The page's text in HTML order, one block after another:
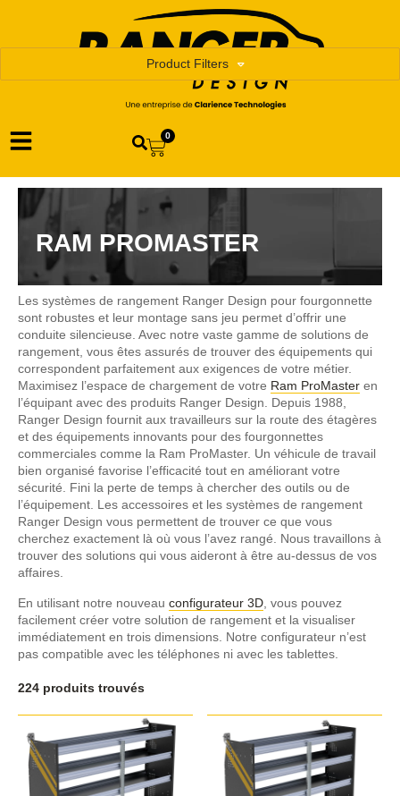
0
RAM PROMASTER
Product Filters
Les systèmes de rangement Ranger Design pour fourgonnette
sont robustes et leur montage sans jeu permet d’offrir une
conduite silencieuse. Avec notre vaste gamme de solutions de
rangement, vous êtes assurés de trouver des équipements qui
correspondent parfaitement aux exigences de votre métier.
Maximisez l’espace de chargement de votre Ram ProMaster en
l’équipant avec des produits Ranger Design. Depuis 1988,
Ranger Design fournit aux travailleurs sur la route des étagères
et des équipements innovants pour des fourgonnettes
commerciales comme la Ram ProMaster. Un véhicule de travail
bien organisé favorise l’efficacité tout en améliorant votre
sécurité. Fini la perte de temps à chercher des outils ou de
l’équipement. Les accessoires et les systèmes de rangement
Ranger Design vous permettent de trouver ce que vous
cherchez exactement là où vous l’avez rangé. Nous travaillons à
trouver des solutions qui vous aideront à être au-dessus de vos
affaires.
En utilisant notre nouveau configurateur 3D , vous pouvez
facilement créer votre solution de rangement et la visualiser
immédiatement en trois dimensions. Notre configurateur n’est
pas compatible avec les téléphones ni avec les tablettes.
224 produits trouvés